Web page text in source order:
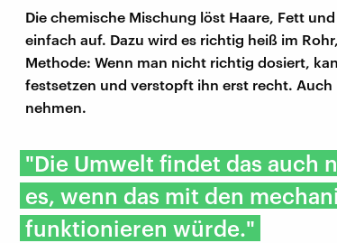
Die chemische Mischung löst Haare, Fett
einfach auf. Dazu wird es richtig heiß im
Methode: Wenn man nicht richtig dosiert,
festsetzen und verstopft ihn erst recht. Auch
nehmen.
"Die Umwelt findet das auch
es, wenn das mit den
funktionieren würde."